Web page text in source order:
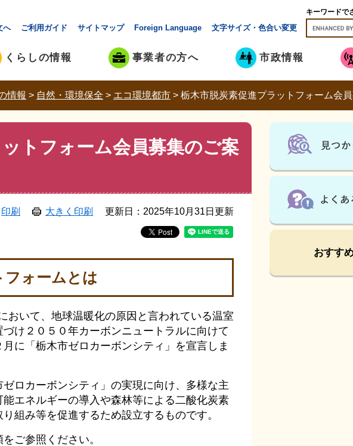
へ ご利用ガイド サイトマップ Foreign Language 文字サイズ・色合い変更
キーワードで
くらしの情報 事業者の方へ 市政情報
情報 > 自然・環境保全 > エコ環境都市 > 栃木市脱炭素促進プラットフォーム会
トフォーム会員募集のご案
印刷 大きく印刷 更新日：2025年10月31日更新
フォームとは
おいて、地球温暖化の原因と言われている温室
け２０５０年カーボンニュートラルに向けて
に「栃木市ゼロカーボンシティ」を宣言しま
ロカーボンシティ」の実現に向け、多様な主
エネルギーの導入や森林等による二酸化炭素
組み等を促進するため設立するものです。
ご参照ください。
おすす